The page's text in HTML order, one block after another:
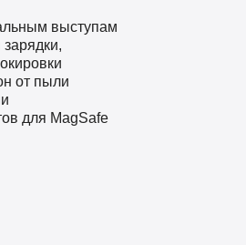
выступам
от пыли
для MagSafe